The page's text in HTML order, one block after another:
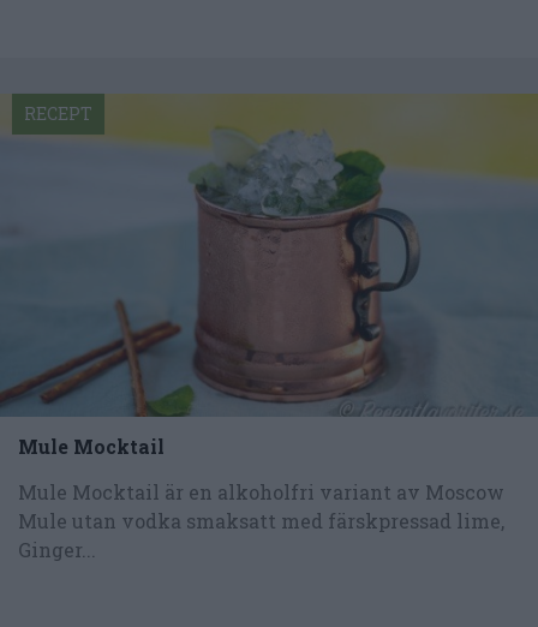
Mule Mocktail
Mule Mocktail är en alkoholfri variant av Moscow
Mule utan vodka smaksatt med färskpressad lime,
Ginger...
RECEPT